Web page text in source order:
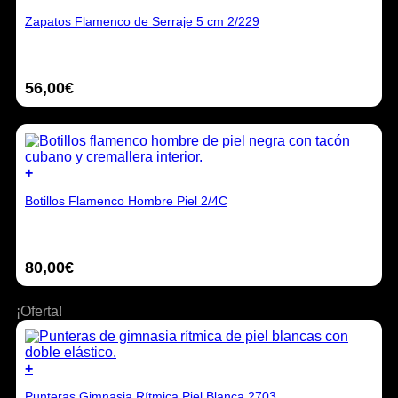
página
producto
Las
opciones
pueden
elegir
en
la
página
Zapatos Flamenco de Serraje 5 cm 2/229
56,00€
+
producto
Las
opciones
pueden
elegir
en
la
página
Botillos Flamenco Hombre Piel 2/4C
80,00€
¡Oferta!
+